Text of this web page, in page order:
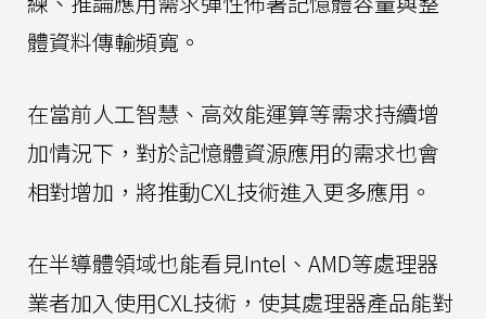
體資料傳輸頻寬。
在當前人工智慧、高效能運算等需求持續增
加情況下，對於記憶體資源應用的需求也會
相對增加，將推動CXL技術進入更多應用。
在半導體領域也能看見Intel、AMD等處理器
業者加入使用CXL技術，使其處理器產品能對